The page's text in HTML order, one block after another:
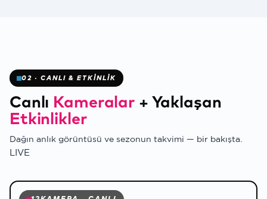
❄
02 · CANLI & ETKİNLİK
Canlı Kameralar + Yaklaşan
Etkinlikler
Dağın anlık görüntüsü ve sezonun takvimi — bir bakışta.
LIVE